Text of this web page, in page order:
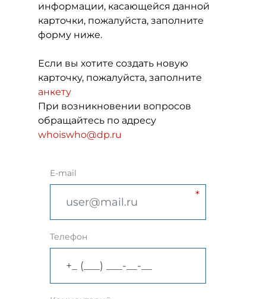
информации, касающейся данной
карточки, пожалуйста, заполните
форму ниже.
Если вы хотите создать новую
карточку, пожалуйста, заполните
анкету
При возникновении вопросов
обращайтесь по адресу
whoiswho@dp.ru
E-mail
Телефон